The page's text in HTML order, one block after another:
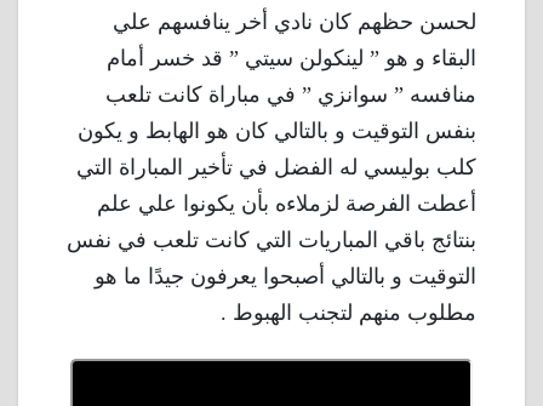
لحسن حظهم كان نادي أخر ينافسهم علي
البقاء و هو ” لينكولن سيتي ” قد خسر أمام
منافسه ” سوانزي ” في مباراة كانت تلعب
بنفس التوقيت و بالتالي كان هو الهابط و يكون
كلب بوليسي له الفضل في تأخير المباراة التي
أعطت الفرصة لزملاءه بأن يكونوا علي علم
بنتائج باقي المباريات التي كانت تلعب في نفس
التوقيت و بالتالي أصبحوا يعرفون جيدًا ما هو
مطلوب منهم لتجنب الهبوط .